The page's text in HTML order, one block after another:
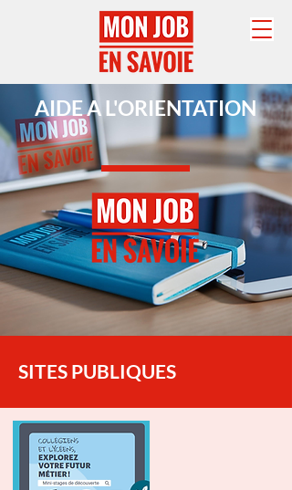
AIDE A L'ORIENTATION
SITES PUBLIQUES